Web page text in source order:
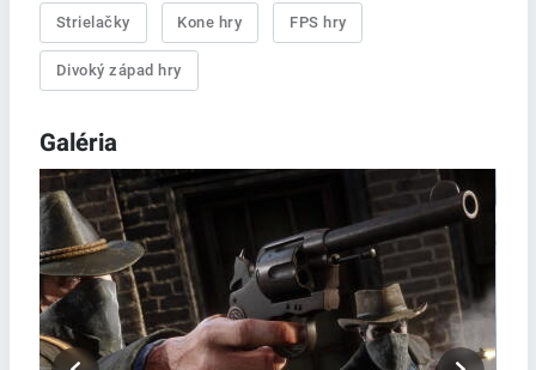
Strielačky Kone hry FPS hry
Divoký západ hry
Galéria